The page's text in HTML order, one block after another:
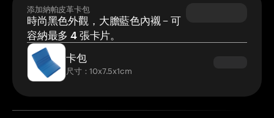
添加納帕皮革卡包
時尚黑色外觀，大膽藍色內襯 – 可
容納最多 4 張卡片。
卡包
尺寸：10x7.5x1cm